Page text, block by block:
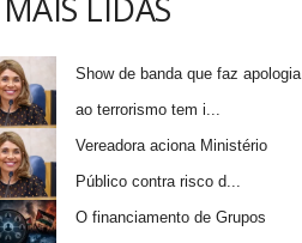
LIDAS
Show de banda que faz apologia
ao terrorismo tem i...
Vereadora aciona Ministério
Público contra risco d...
O financiamento de Grupos